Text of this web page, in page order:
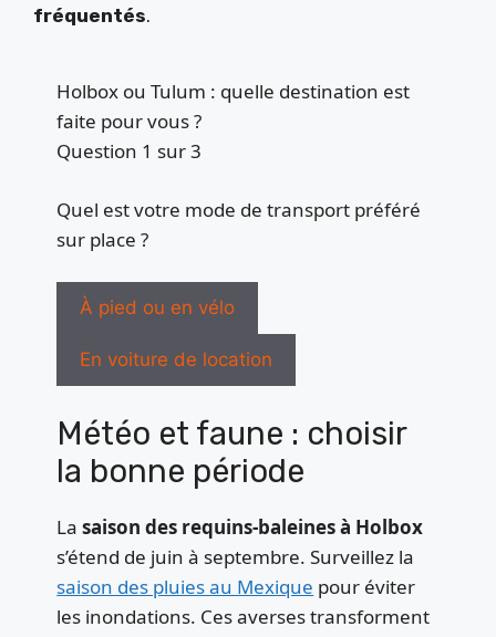
fréquentés.
Holbox ou Tulum : quelle destination est
faite pour vous ?
Question 1 sur 3
Quel est votre mode de transport préféré
sur place ?
À pied ou en vélo
En voiture de location
Météo et faune : choisir
la bonne période
Lasaison des requins-baleines à Holbox
s’étend de juin à septembre. Surveillez la
saison des pluies au Mexique pour éviter
les inondations. Ces averses transforment